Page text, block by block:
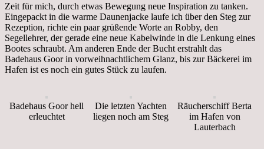
Zeit für mich, durch etwas Bewegung neue Inspiration zu tanken.
Eingepackt in die warme Daunenjacke laufe ich über den Steg zur
Rezeption, richte ein paar grüßende Worte an Robby, den
Segellehrer, der gerade eine neue Kabelwinde in die Lenkung eines
Bootes schraubt. Am anderen Ende der Bucht erstrahlt das
Badehaus Goor in vorweihnachtlichem Glanz, bis zur Bäckerei im
Hafen ist es noch ein gutes Stück zu laufen.
Badehaus Goor hell
erleuchtet
Die letzten Yachten
liegen noch am Steg
Räucherschiff Berta
im Hafen von
Lauterbach